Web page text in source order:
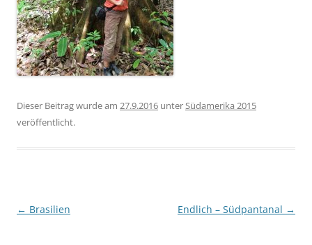
Dieser Beitrag wurde am 27.9.2016 unterSüdamerika 2015
veröffentlicht.
Beitragsnavigation
← Brasilien Endlich – Südpantanal →